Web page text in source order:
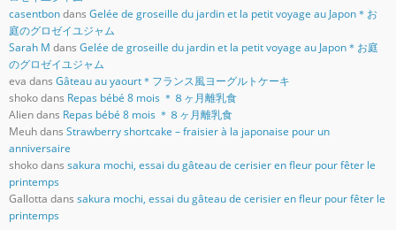
casentbondans Gelée de groseille du jardin et la petit voyage au Japon＊お
庭のグロゼイユジャム
Sarah M dans Gelée de groseille du jardin et la petit voyage au Japon＊お庭
のグロゼイユジャム
eva dans Gâteau au yaourt＊フランス風ヨーグルトケーキ
shokodans Repas bébé 8 mois ＊８ヶ月離乳食
Aliendans Repas bébé 8 mois ＊８ヶ月離乳食
Meuhdans Strawberry shortcake – fraisier à la japonaise pour un
anniversaire
shokodans sakura mochi, essai du gâteau de cerisier en fleur pour fêter le
printemps
Gallotta dans sakura mochi, essai du gâteau de cerisier en fleur pour fêter le
printemps